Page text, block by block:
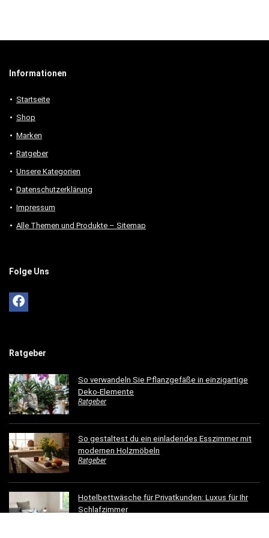
Informationen
Startseite
Shop
Marken
Ratgeber
Unsere Kategorien
Datenschutzerklärung
Impressum
Alle Themen und Produkte – Sitemap
Folge Uns
Ratgeber
So verwandeln Sie Pflanzgefäße in einzigartige
Deko-Elemente
Ratgeber
So gestaltest du ein einladendes Esszimmer mit
modernen Holzmöbeln
Ratgeber
Hotelbettwäsche für Privatkunden: Luxus für Ihr
Schlafzimmer